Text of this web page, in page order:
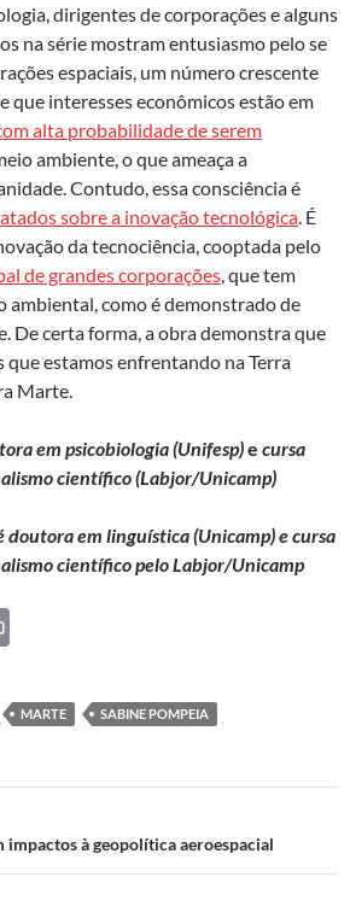
dirigentes de corporações e alguns
na série mostram entusiasmo pelo se
espaciais, um número crescente
que interesses econômicos estão em
alta probabilidade de serem
ambiente, o que ameaça a
Contudo, essa consciência é
sobre a inovação tecnológica. É
da tecnociência, cooptada pelo
de grandes corporações, que tem
ambiental, como é demonstrado de
De certa forma, a obra demonstra que
que estamos enfrentando na Terra
Marte.
em psicobiologia (Unifesp)e cursa
científico (Labjor/Unicamp)
doutora em linguística (Unicamp) e cursa
científico pelo Labjor/Unicamp
nt
MARTE SABINE POMPEIA
impactos à geopolítica aeroespacial